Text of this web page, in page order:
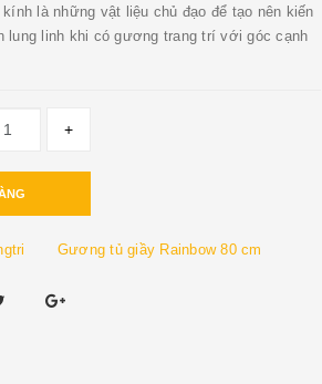
là những vật liệu chủ đạo để tạo nên kiến
lung linh khi có gương trang trí với góc cạnh
+
Gương tủ giầy Rainbow 80 cm